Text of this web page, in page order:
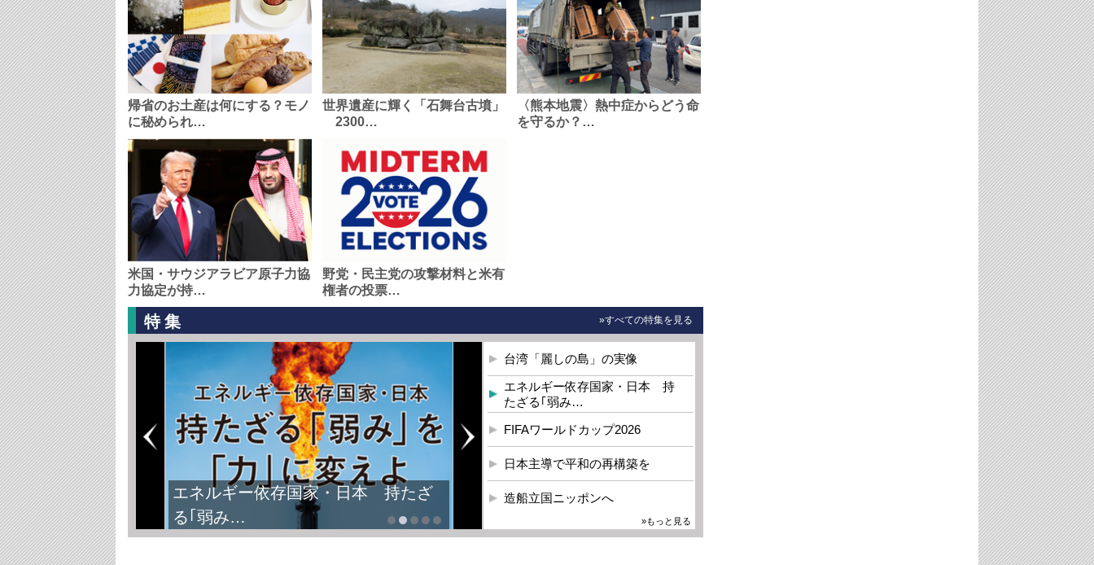
帰省のお土産は何にする？モノ
に秘められ…
世界遺産に輝く「石舞台古墳」
2300…
〈熊本地震〉熱中症からどう命
を守るか？…
米国・サウジアラビア原子力協
力協定が持…
野党・民主党の攻撃材料と米有
権者の投票…
特集 »すべての特集を見る
エネルギー依存国家・日本 持たざ
る｢弱み…
台湾「麗しの島」の実像
エネルギー依存国家・日本 持
たざる｢弱み…
FIFAワールドカップ2026
日本主導で平和の再構築を
造船立国ニッポンへ
»もっと見る